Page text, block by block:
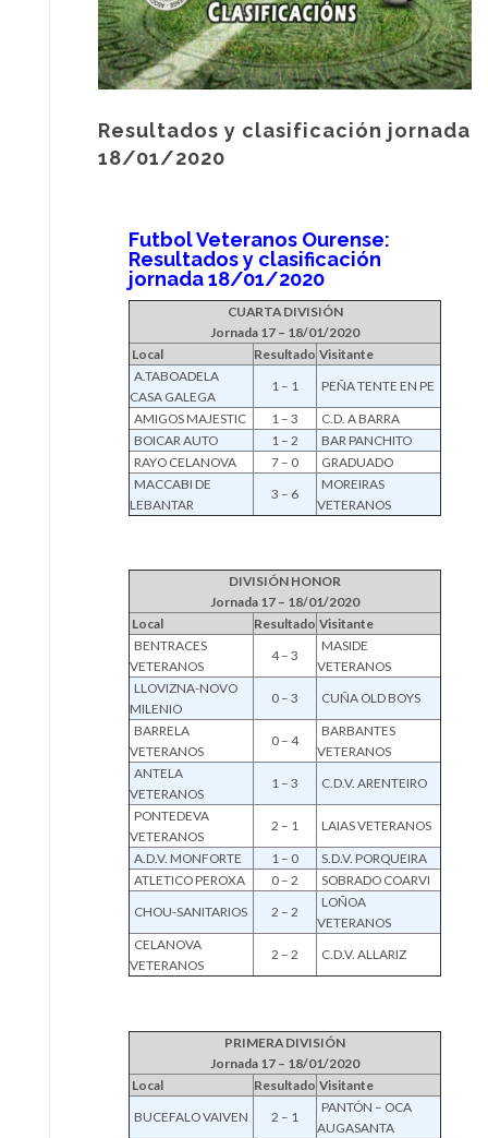
Resultados y clasificación jornada
18/01/2020
Futbol Veteranos Ourense:
Resultados y clasificación
jornada 18/01/2020
CUARTA DIVISIÓN
Jornada 17 – 18/01/2020
Local
Resultado Visitante
A.TABOADELA
CASA GALEGA
1 – 1
PEÑA TENTE EN PE
AMIGOS MAJESTIC
1 – 3
C.D. A BARRA
BOICAR AUTO
1 – 2
BAR PANCHITO
RAYO CELANOVA
7 – 0
GRADUADO
MACCABI DE
LEBANTAR
3 – 6
MOREIRAS
VETERANOS
DIVISIÓN HONOR
Jornada 17 – 18/01/2020
Local
Resultado Visitante
BENTRACES
VETERANOS
4 – 3
MASIDE
VETERANOS
LLOVIZNA-NOVO
MILENIO
0 – 3
CUÑA OLD BOYS
BARRELA
VETERANOS
0 – 4
BARBANTES
VETERANOS
ANTELA
VETERANOS
1 – 3
C.D.V. ARENTEIRO
PONTEDEVA
VETERANOS
2 – 1
LAIAS VETERANOS
A.D.V. MONFORTE
1 – 0
S.D.V. PORQUEIRA
ATLETICO PEROXA
0 – 2
SOBRADO COARVI
CHOU-SANITARIOS
2 – 2
LOÑOA
VETERANOS
CELANOVA
VETERANOS
2 – 2 C.D.V. ALLARIZ
PRIMERA DIVISIÓN
Jornada 17 – 18/01/2020
Local
Resultado Visitante
BUCEFALO VAIVEN
2 – 1
PANTÓN – OCA
AUGASANTA